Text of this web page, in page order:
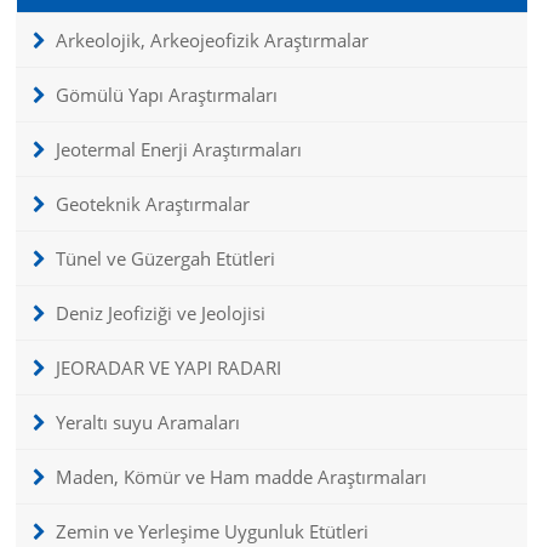
Arkeolojik, Arkeojeofizik Araştırmalar
Gömülü Yapı Araştırmaları
Jeotermal Enerji Araştırmaları
Geoteknik Araştırmalar
Tünel ve Güzergah Etütleri
Deniz Jeofiziği ve Jeolojisi
JEORADAR VE YAPI RADARI
Yeraltı suyu Aramaları
Maden, Kömür ve Ham madde Araştırmaları
Zemin ve Yerleşime Uygunluk Etütleri